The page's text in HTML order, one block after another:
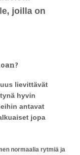
joilla on
lievittävät
hyvin
antavat
jopa
normaalia rytmiä ja